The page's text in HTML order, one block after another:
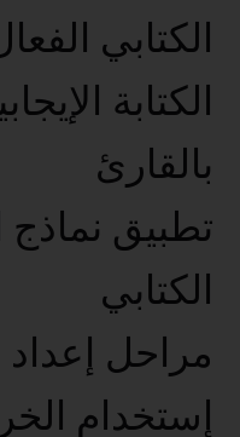
الكتابي
الكتابة
بالقارئ
تطبيق نماذج
الكتابي
مراحل إعداد
إستخدام